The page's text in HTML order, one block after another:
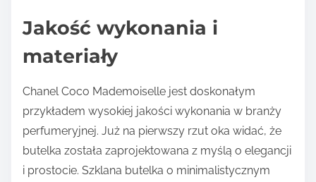
Jakość wykonania i
materiały
Chanel Coco Mademoiselle jest doskonałym
przykładem wysokiej jakości wykonania w branży
perfumeryjnej. Już na pierwszy rzut oka widać, że
butelka została zaprojektowana z myślą o elegancji
i prostocie. Szklana butelka o minimalistycznym